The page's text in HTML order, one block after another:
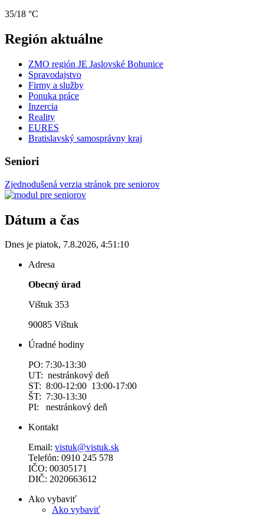
35/18 °C
Región aktuálne
ZMO región JE Jaslovské Bohunice
Spravodajstvo
Firmy a služby
Ponuka práce
Inzercia
Reality
EURES
Bratislavský samosprávny kraj
Seniori
Zjednodušená verzia stránok pre seniorov
Dátum a čas
Dnes je piatok, 7.8.2026, 4:51:10
Adresa
Obecný úrad
Vištuk 353
90085 Vištuk
Úradné hodiny
PO: 7:30-13:30
UT: nestránkový deň
ST: 8:00-12:00 13:00-17:00
ŠT: 7:30-13:30
PI: nestránkový deň
Kontakt
Email: vistuk@vistuk.sk
Telefón: 0910 245 578
IČO: 00305171
DIČ: 2020663612
Ako vybaviť
Ako vybaviť